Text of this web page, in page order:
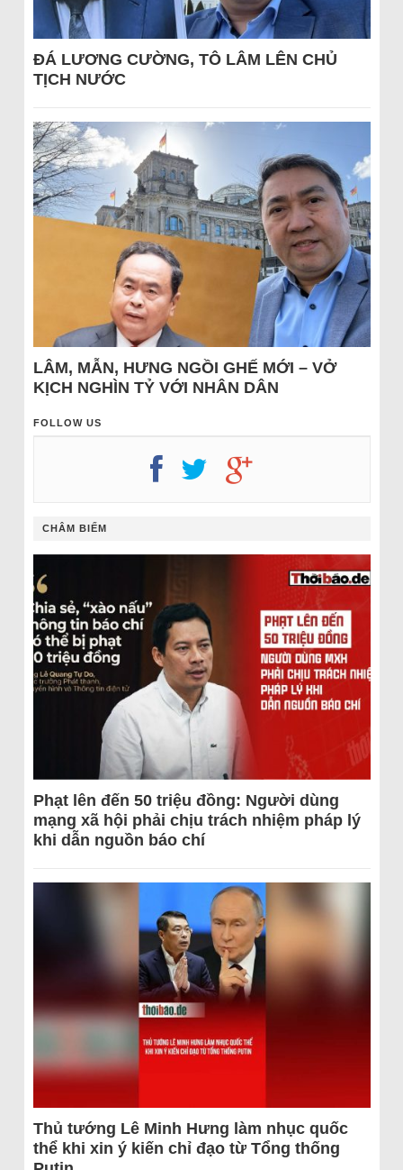
ĐÁ LƯƠNG CƯỜNG, TÔ LÂM LÊN CHỦ
TỊCH NƯỚC
LÂM, MẪN, HƯNG NGỒI GHẾ MỚI – VỞ
KỊCH NGHÌN TỶ VỚI NHÂN DÂN
FOLLOW US
CHÂM BIẾM
Phạt lên đến 50 triệu đồng: Người dùng
mạng xã hội phải chịu trách nhiệm pháp lý
khi dẫn nguồn báo chí
Thủ tướng Lê Minh Hưng làm nhục quốc
thể khi xin ý kiến chỉ đạo từ Tổng thống